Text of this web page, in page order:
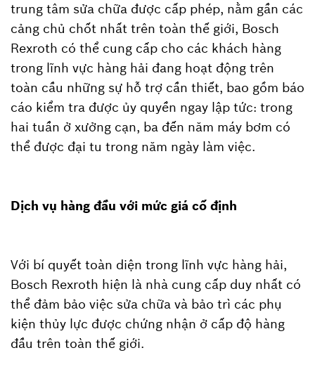
trung tâm sửa chữa được cấp phép, nằm gần các
cảng chủ chốt nhất trên toàn thế giới, Bosch
Rexroth có thể cung cấp cho các khách hàng
trong lĩnh vực hàng hải đang hoạt động trên
toàn cầu những sự hỗ trợ cần thiết, bao gồm báo
cáo kiểm tra được ủy quyền ngay lập tức: trong
hai tuần ở xưởng cạn, ba đến năm máy bơm có
thể được đại tu trong năm ngày làm việc.
Dịch vụ hàng đầu với mức giá cố định
Với bí quyết toàn diện trong lĩnh vực hàng hải,
Bosch Rexroth hiện là nhà cung cấp duy nhất có
thể đảm bảo việc sửa chữa và bảo trì các phụ
kiện thủy lực được chứng nhận ở cấp độ hàng
đầu trên toàn thế giới.